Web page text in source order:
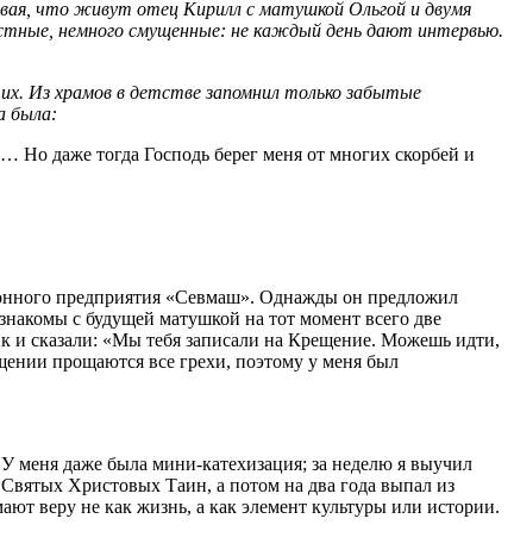
что живут отец Кирилл с матушкой Ольгой и двумя
немного смущенные: не каждый день дают интервью.
Из храмов в детстве запомнил только забытые
была:
Но даже тогда Господь берег меня от многих скорбей и
предприятия «Севмаш». Однажды он предложил
с будущей матушкой на тот момент всего две
и сказали: «Мы тебя записали на Крещение. Можешь идти,
прощаются все грехи, поэтому у меня был
меня даже была мини-катехизация; за неделю я выучил
Христовых Таин, а потом на два года выпал из
веру не как жизнь, а как элемент культуры или истории.